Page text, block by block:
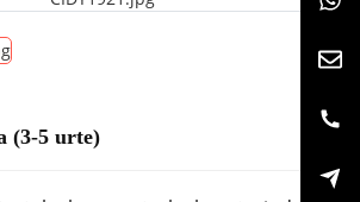
(3-5 urte)